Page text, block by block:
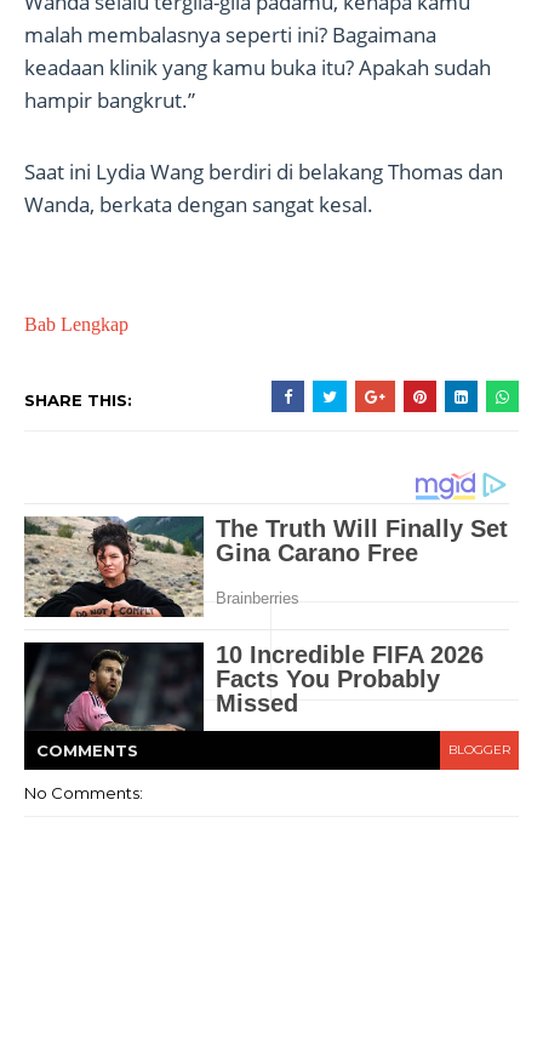
malah membalasnya seperti ini? Bagaimana
keadaan klinik yang kamu buka itu? Apakah sudah
hampir bangkrut.”
Saat ini Lydia Wang berdiri di belakang Thomas dan
Wanda, berkata dengan sangat kesal.
Bab Lengkap
SHARE THIS:
COMMENTS BLOGGER
No Comments: